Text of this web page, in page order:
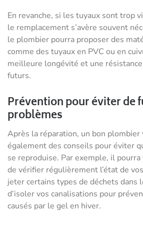
En revanche, si les tuyaux sont trop
le remplacement s’avère souvent
le plombier pourra proposer des
comme des tuyaux en PVC ou en
meilleure longévité et une résistance
futurs.
Prévention pour éviter de futurs
problèmes
Après la réparation, un bon plombier
également des conseils pour éviter
se reproduise. Par exemple, il
de vérifier régulièrement l’état de
jeter certains types de déchets dans
d’isoler vos canalisations pour
causés par le gel en hiver.